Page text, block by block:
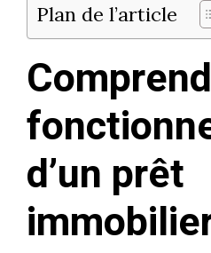
Plan de l’article
d’un prêt